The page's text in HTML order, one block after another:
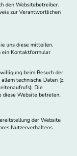
den Websitebetreiber.
zur Verantwortlichen
uns diese mitteilen.
ein Kontaktformular
beim Besuch der
technische Daten (z.
Die
diese Website betreten.
der Website
Nutzerverhaltens